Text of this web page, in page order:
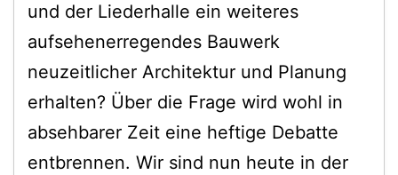
und der Liederhalle ein weiteres
aufsehenerregendes Bauwerk
neuzeitlicher Architektur und Planung
erhalten? Über die Frage wird wohl in
absehbarer Zeit eine heftige Debatte
entbrennen. Wir sind nun heute in der